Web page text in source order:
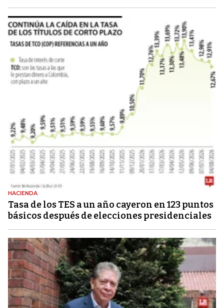
HACIENDA
Tasa de los TES a un año cayeron en 123 puntos
básicos después de elecciones presidenciales